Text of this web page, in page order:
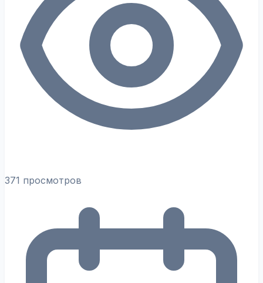
371 просмотров